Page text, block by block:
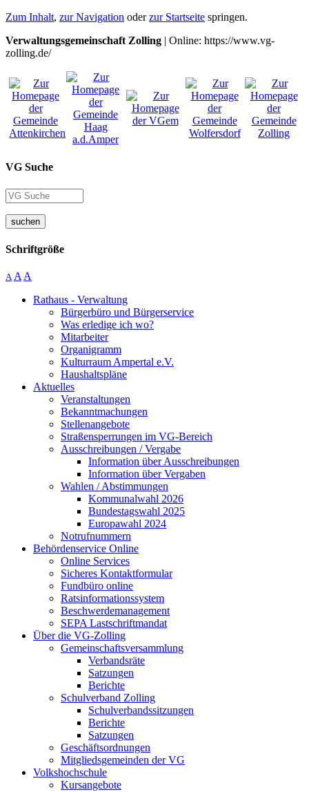
Zum Inhalt, zur Navigation oderzur Startseite springen.
Verwaltungsgemeinschaft Zolling | Online: https://www.vg-
zolling.de/
VG Suche
suchen
Schriftgröße
A A A
Rathaus - Verwaltung
Bürgerbüro und Bürgerservice
Was erledige ich wo?
Mitarbeiter
Organigramm
Kulturraum Ampertal e.V.
Haushaltspläne
Aktuelles
Veranstaltungen
Bekanntmachungen
Stellenangebote
Straßensperrungen im VG-Bereich
Ausschreibungen / Vergabe
Information über Ausschreibungen
Information über Vergaben
Wahlen / Abstimmungen
Kommunalwahl 2026
Bundestagswahl 2025
Europawahl 2024
Notrufnummern
Behördenservice Online
Online Services
Sicheres Kontaktformular
Fundbüro online
Ratsinformationssystem
Beschwerdemanagement
SEPA Lastschriftmandat
Über die VG-Zolling
Gemeinschaftsversammlung
Verbandsräte
Satzungen
Berichte
Schulverband Zolling
Schulverbandssitzungen
Berichte
Satzungen
Geschäftsordnungen
Mitgliedsgemeinden der VG
Volkshochschule
Kursangebote